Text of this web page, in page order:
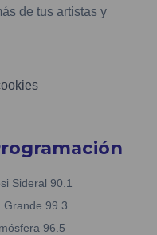
de tus artistas y
Sideral 90.1
Grande 99.3
96.5